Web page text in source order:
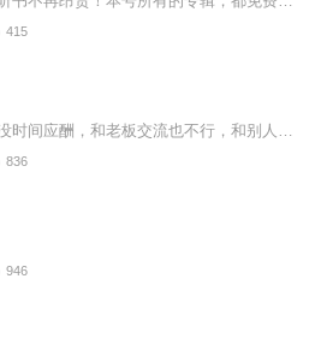
415
836
946